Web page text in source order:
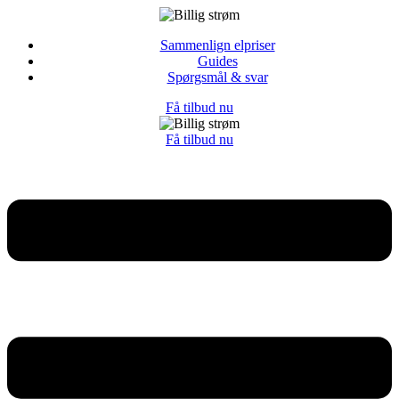
Sammenlign elpriser
Guides
Spørgsmål & svar
Få tilbud nu
Få tilbud nu